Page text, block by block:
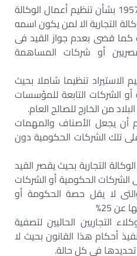
يقضى القانون رقم 24 لسنة 1957 بشأن تنظيم أعمال الوكالة
التجارية الا لمن يكون اسمه
قضى بعدم جواز القيد فى
أو شركات المساهمة
الاستيراد تنظيما شاملا بحيث
الشركات التابعة للمؤسسات
من الخارج للصالح العام.
أن يجعل الأصناف والمهمات
تلك الشركات الحكومية دون
التجارية بحيث يقصر القيد
الشركات الحكومية أو الشركات
لا يقل حصة الحكومة أو
25%
التجاريين الحاليين لتصفية
أحكام هذا القانون بحيث لا
تحديدها فى كل حالة.